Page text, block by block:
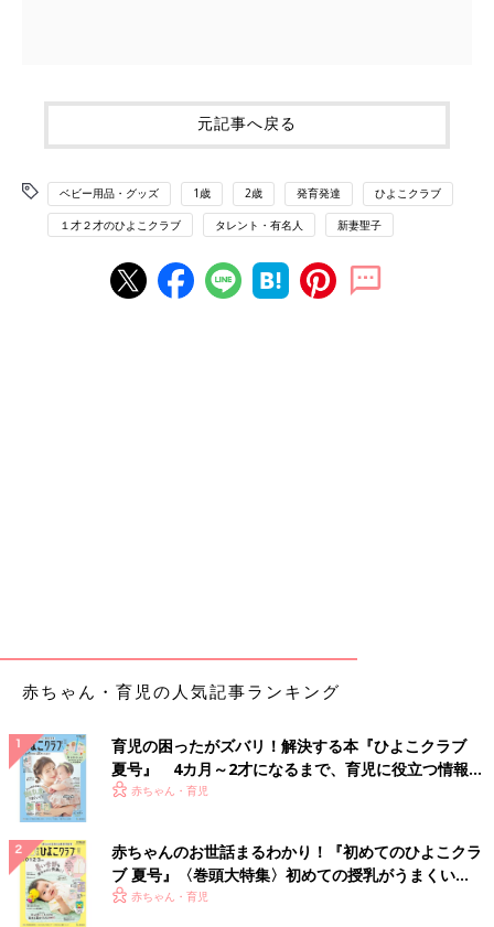
元記事へ戻る
ベビー用品・グッズ 1歳 2歳 発育発達 ひよこクラブ
１才２才のひよこクラブ タレント・有名人 新妻聖子
赤ちゃん・育児の人気記事ランキング
育児の困ったがズバリ！解決する本『ひよこクラブ
夏号』 4カ月～2才になるまで、育児に役立つ情報が
いっぱい！
赤ちゃん・育児
赤ちゃんのお世話まるわかり！『初めてのひよこクラ
ブ 夏号』〈巻頭大特集〉初めての授乳がうまくい
く！ おっぱい・ミルクの基本と夏のトラブル 解決テ
赤ちゃん・育児